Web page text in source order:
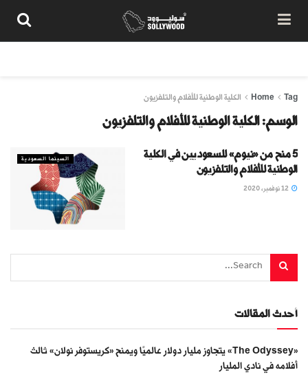
Home Tag الكلية الوطنية للأفلام والتلفزيون
الوسم:الكلية الوطنية للأفلام والتلفزيون
السينما السعودية
5 منح من «نيوم» للسعوديين في الكلية
الوطنية للأفلام والتلفزيون
أحدث المقالات
«The Odyssey» يتجاوز مليار دولار عالميًا ويمنح «كريستوفر نولان» ثالث
أفلامه في نادي المليار